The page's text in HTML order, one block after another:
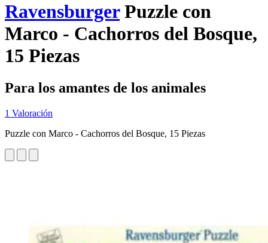
RavensburgerPuzzle con
Marco - Cachorros del Bosque,
15 Piezas
Para los amantes de los animales
1 Valoración
Puzzle con Marco - Cachorros del Bosque, 15 Piezas